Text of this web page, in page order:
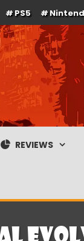
PS5
coverage en
REVIEWS